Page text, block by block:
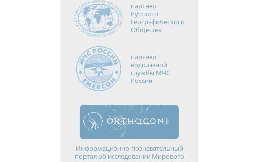
партнер
Русского
Географического
Общества
партнер
водолазной
службы МЧС
России
Информационно-познавательный
портал об исследовании Мирового